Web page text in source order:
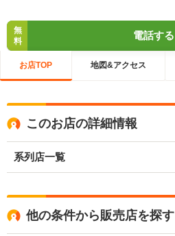
無
料
電話する
お店TOP 地図&アクセス
このお店の詳細情報
系列店一覧
他の条件から販売店を探す